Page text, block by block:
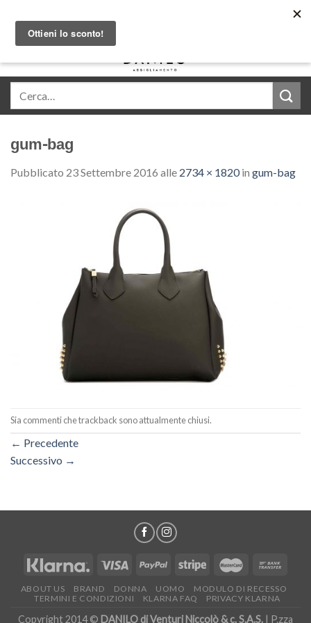
content
gum-bag
Pubblicato 23 Settembre 2016 alle 2734 × 1820in gum-bag
Sia commenti che trackback sono attualmente chiusi.
← Precedente
Successivo →
ABOUT US BRAND DONNA UOMO
MODULO DI RECESSO
TERMINI E CONDIZIONI
KLARNA FAQ PRIVACY KLARNA
Copyright 2014 © DANILO di Venturi Niccolò & c. S.A.S. | P.zza